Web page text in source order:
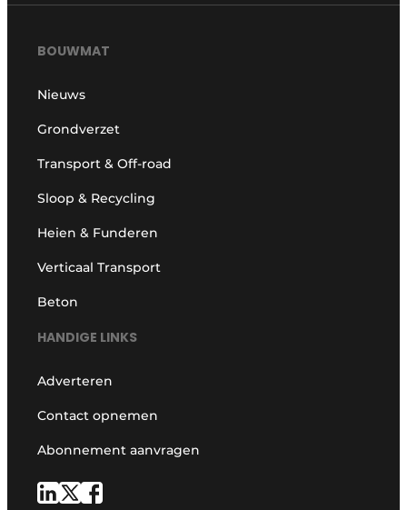
BOUWMAT
Nieuws
Grondverzet
Transport & Off-road
Sloop & Recycling
Heien & Funderen
Verticaal Transport
Beton
HANDIGE LINKS
Adverteren
Contact opnemen
Abonnement aanvragen